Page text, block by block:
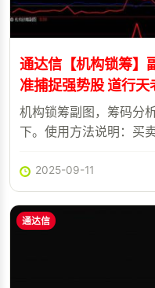
通达信【机构锁筹】
准捕捉强势股 道行天
机构锁筹副图，筹码分
下。使用方法说明：买
2025-09-11
通达信